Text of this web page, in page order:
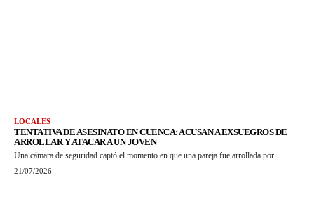
LOCALES
TENTATIVA DE ASESINATO EN CUENCA: ACUSAN A EXSUEGROS DE
ARROLLAR Y ATACAR A UN JOVEN
Una cámara de seguridad captó el momento en que una pareja fue arrollada por...
21/07/2026